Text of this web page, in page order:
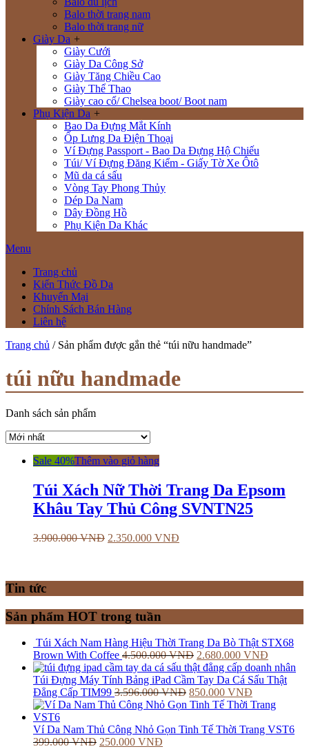
Balo thời trang nam
Balo thời trang nữ
Giày Da +
Giày Cưới
Giày Da Công Sở
Giày Tăng Chiều Cao
Giày Thể Thao
Giày cao cổ/ Chelsea boot/ Boot nam
Phụ Kiện Da +
Bao Da Đựng Mắt Kính
Ốp Lưng Da Điện Thoại
Ví Đựng Passport - Bao Da Đựng Hộ Chiếu
Túi/ Ví Đựng Đăng Kiểm - Giấy Tờ Xe Ôtô
Mũ da cá sấu
Vòng Tay Phong Thủy
Dép Da Nam
Dây Đồng Hồ
Phụ Kiện Da Khác
Menu
Trang chủ
Kiến Thức Đồ Da
Khuyến Mại
Chính Sách Bán Hàng
Liên hệ
Trang chủ / Sản phẩm được gắn thẻ “túi nữu handmade”
túi nữu handmade
Danh sách sản phẩm
Sale 40%Thêm vào giỏ hàng
Túi Xách Nữ Thời Trang Da Epsom
Khâu Tay Thủ Công SVNTN25
3.900.000VNĐ 2.350.000 VNĐ
Tin tức
Sản phẩm HOT trong tuần
Túi Xách Nam Hàng Hiệu Thời Trang Da Bò Thật STX68
Brown With Coffee 4.500.000VNĐ 2.680.000 VNĐ
Túi Đựng Máy Tính Bảng iPad Cầm Tay Da Cá Sấu Thật
Đẳng Cấp TIM99 3.596.000VNĐ 850.000 VNĐ
Ví Da Nam Thủ Công Nhỏ Gọn Tinh Tế Thời Trang VST6
399.000VNĐ 250.000 VNĐ